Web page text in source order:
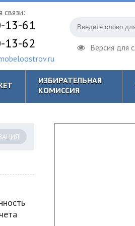
Версия для
13-61
13-62
ИЗБИРАТЕЛЬНАЯ
КОМИССИЯ